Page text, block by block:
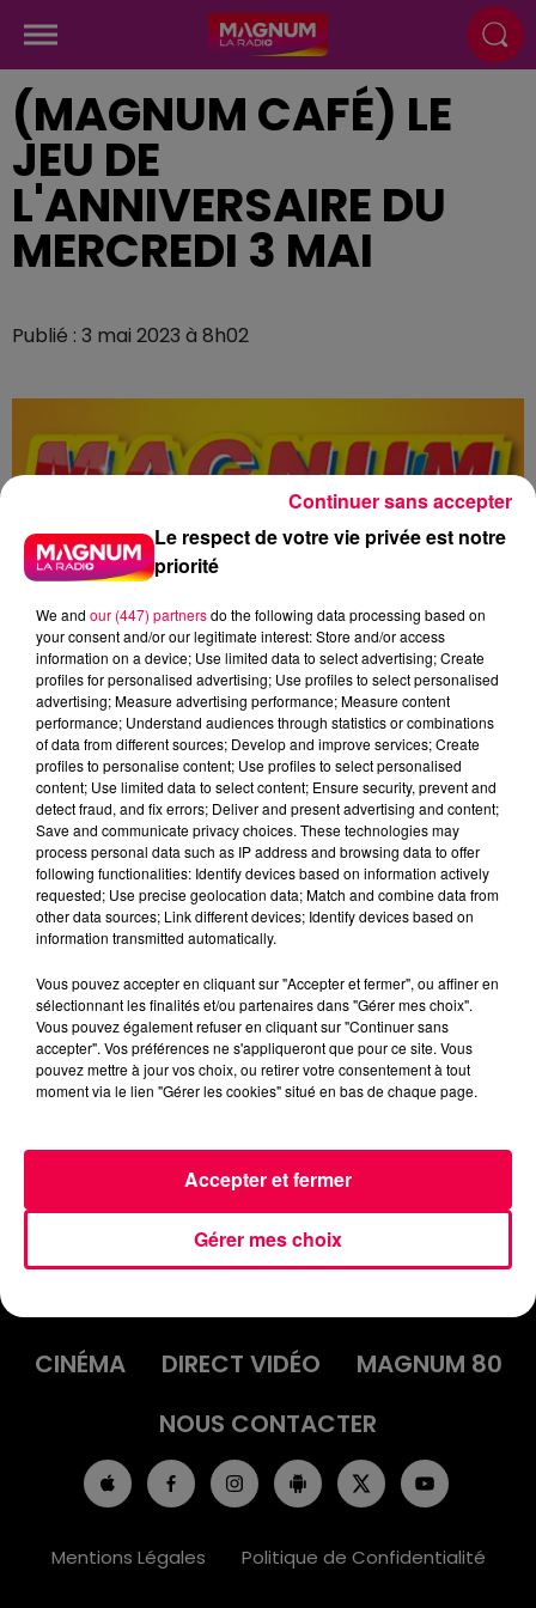
(MAGNUM CAFÉ) LE
JEU DE
L'ANNIVERSAIRE DU
MERCREDI 3 MAI
Publié : 3 mai 2023 à 8h02
Flash infos
Crédit :Flash infos
podcasts/2023/05/20230503-ANNIVERSAIRES.mp3
INFOS
EMISSIONS
CINÉMA
DIRECT VIDÉO
MAGNUM 80
NOUS CONTACTER
Mentions Légales Politique de Confidentialité
Le respect de votre vie privée est notre
priorité
We and our (447) partnersdo the following data processing based on
your consent and/or our legitimate interest: Store and/or access
information on a device; Use limited data to select advertising; Create
profiles for personalised advertising; Use profiles to select personalised
advertising; Measure advertising performance; Measure content
performance; Understand audiences through statistics or combinations
of data from different sources; Develop and improve services; Create
profiles to personalise content; Use profiles to select personalised
content; Use limited data to select content; Ensure security, prevent and
detect fraud, and fix errors; Deliver and present advertising and content;
Save and communicate privacy choices. These technologies may
process personal data such as IP address and browsing data to offer
following functionalities: Identify devices based on information actively
requested; Use precise geolocation data; Match and combine data from
other data sources; Link different devices; Identify devices based on
information transmitted automatically.
Vous pouvez accepter en cliquant sur "Accepter et fermer", ou affiner en
sélectionnant les finalités et/ou partenaires dans "Gérer mes choix".
Vous pouvez également refuser en cliquant sur "Continuer sans
accepter". Vos préférences ne s'appliqueront que pour ce site. Vous
pouvez mettre à jour vos choix, ou retirer votre consentement à tout
moment via le lien "Gérer les cookies" situé en bas de chaque page.
Gérer mes choix
Accepter et fermer
Continuer sans accepter